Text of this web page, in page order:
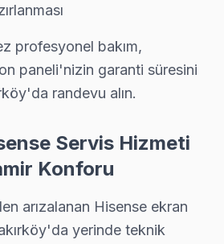
Hisense Servisi
görüntüde arada bir titreme
oldukça avantajlı bir
bir müşteri, benzer bir
televizyonların çok çeşitli
profesyonel bakım,
paneli'nizin garanti süresini
randevu alın.
Servis Hizmeti
Konforu
arızalanan Hisense ekran
yerinde teknik